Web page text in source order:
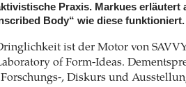
Praxis. Markues erläutert
Body“ wie diese funktioniert.
ist der Motor von
of Form-Ideas.
, Diskurs und